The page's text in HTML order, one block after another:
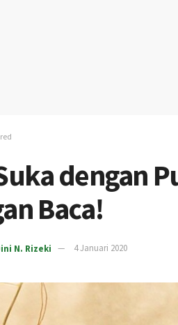
dengan
Baca!
N. Rizeki 4 Januari 2020